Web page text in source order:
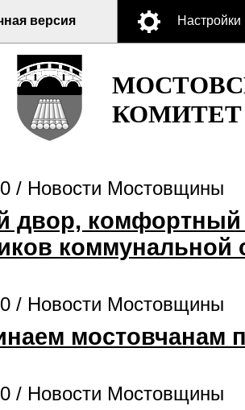
версия Настройки
КОМИТЕТ
/ Новости Мостовщины
двор, комфортный
коммунальной
/ Новости Мостовщины
мостовчанам
/ Новости Мостовщины